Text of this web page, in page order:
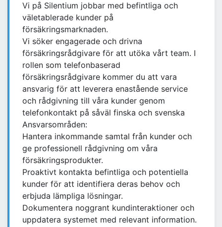
Vi på Silentium jobbar med befintliga och
väletablerade kunder på
försäkringsmarknaden.
Vi söker engagerade och drivna
försäkringsrådgivare för att utöka vårt team. I
rollen som telefonbaserad
försäkringsrådgivare kommer du att vara
ansvarig för att leverera enastående service
och rådgivning till våra kunder genom
telefonkontakt på såväl finska och svenska
Ansvarsområden:
Hantera inkommande samtal från kunder och
ge professionell rådgivning om våra
försäkringsprodukter.
Proaktivt kontakta befintliga och potentiella
kunder för att identifiera deras behov och
erbjuda lämpliga lösningar.
Dokumentera noggrant kundinteraktioner och
uppdatera systemet med relevant information.